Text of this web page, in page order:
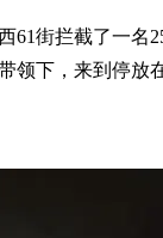
61街拦截了一名
领下，来到停放